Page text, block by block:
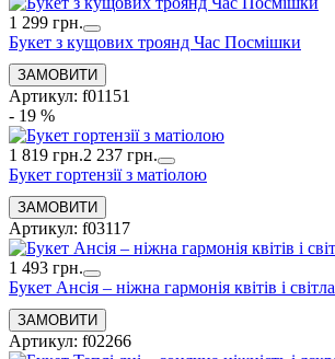
1 299 грн.
Букет з кущових троянд Час Посмішки
Артикул: f01151
- 19 %
1 819 грн.2 237 грн.
Букет гортензії з матіолою
Артикул: f03117
1 493 грн.
Букет Ансія – ніжна гармонія квітів і світла
Артикул: f02266